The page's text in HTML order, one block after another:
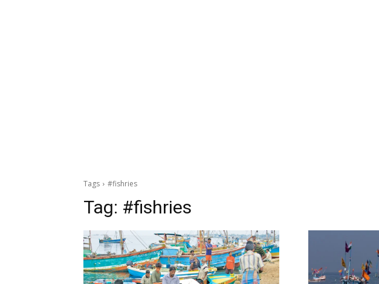
Tags #fishries
Tag: #fishries